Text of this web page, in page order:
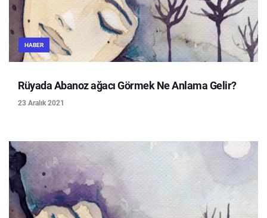
HABER
Rüyada Abanoz ağacı Görmek Ne Anlama Gelir?
23 Aralık 2021